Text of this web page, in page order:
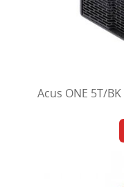
Acus ONE 5T/